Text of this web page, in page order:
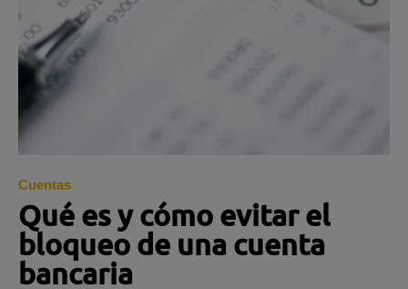
Cuentas
Qué es y cómo evitar el
bloqueo de una cuenta
bancaria